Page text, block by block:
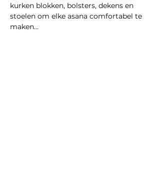
kurken blokken, bolsters, dekens en
stoelen om elke asana comfortabel te
maken…